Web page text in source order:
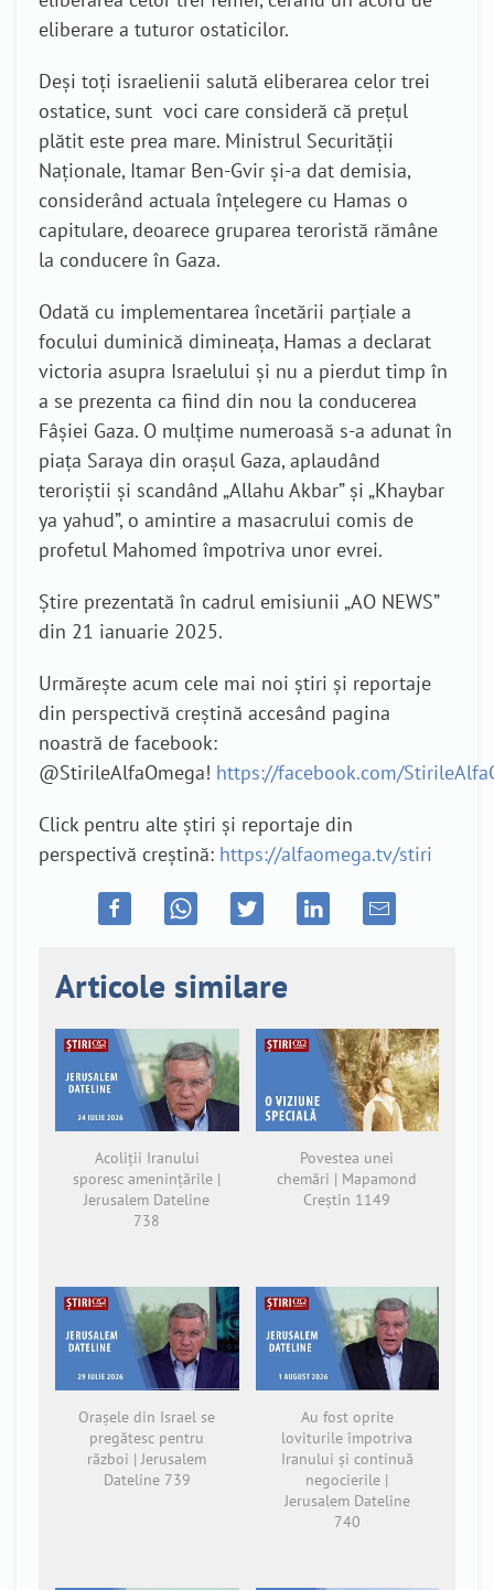
eliberare a tuturor ostaticilor.
Deși toți israelienii salută eliberarea celor trei
ostatice, sunt voci care consideră că prețul
plătit este prea mare. Ministrul Securității
Naționale, Itamar Ben-Gvir și-a dat demisia,
considerând actuala înțelegere cu Hamas o
capitulare, deoarece gruparea teroristă rămâne
la conducere în Gaza.
Odată cu implementarea încetării parțiale a
focului duminică dimineața, Hamas a declarat
victoria asupra Israelului și nu a pierdut timp în
a se prezenta ca fiind din nou la conducerea
Fâșiei Gaza. O mulțime numeroasă s-a adunat în
piața Saraya din orașul Gaza, aplaudând
teroriștii și scandând „Allahu Akbar” și „Khaybar
ya yahud”, o amintire a masacrului comis de
profetul Mahomed împotriva unor evrei.
Știre prezentată în cadrul emisiunii „AO NEWS”
din 21 ianuarie 2025.
Urmărește acum cele mai noi știri și reportaje
din perspectivă creștină accesând pagina
noastră de facebook:
@StirileAlfaOmega! https://facebook.com/
Click pentru alte știri și reportaje din
perspectivă creștină: https://alfaomega.tv/stiri
Articole similare
Acoliții Iranului
sporesc amenințările |
Jerusalem Dateline
738
Povestea unei
chemări | Mapamond
Creștin 1149
Orașele din Israel se
pregătesc pentru
război | Jerusalem
Dateline 739
Au fost oprite
loviturile împotriva
Iranului și continuă
negocierile |
Jerusalem Dateline
740